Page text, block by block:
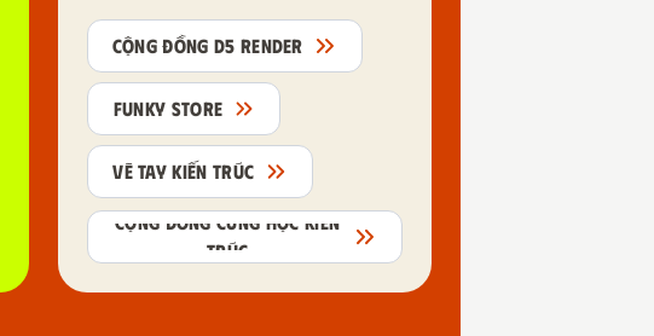
CỘNG ĐỒNG D5 RENDER
FUNKY STORE
VẼ TAY KIẾN TRÚC
CỘNG ĐỒNG CÙNG HỌC KIẾN
TRÚC